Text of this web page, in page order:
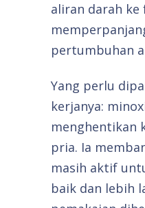
aliran darah ke
pertumbuhan
Yang perlu
kerjanya:
menghentikan
pria. Ia
masih aktif
baik dan lebih